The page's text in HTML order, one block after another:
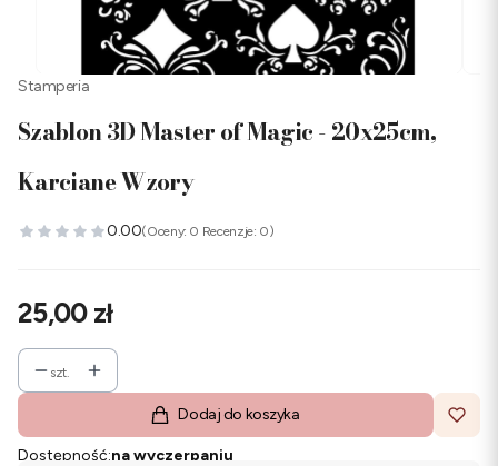
Stamperia
Szablon 3D Master of Magic - 20x25cm,
Karciane Wzory
0.00(Oceny: 0 Recenzje: 0)
Cena
25,00 zł
szt.
Dodaj do koszyka
Dostępność:na wyczerpaniu